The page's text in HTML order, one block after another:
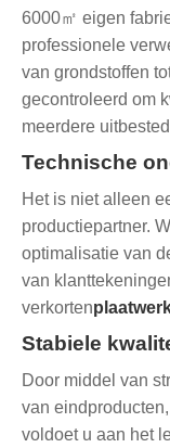
6000㎡ eigen
professionele
van grondstoffen
gecontroleerd om
meerdere
Technische
Het is niet alleen
productiepartner.
optimalisatie van
van
verkorten
Stabiele
Door middel van
van
voldoet u aan het